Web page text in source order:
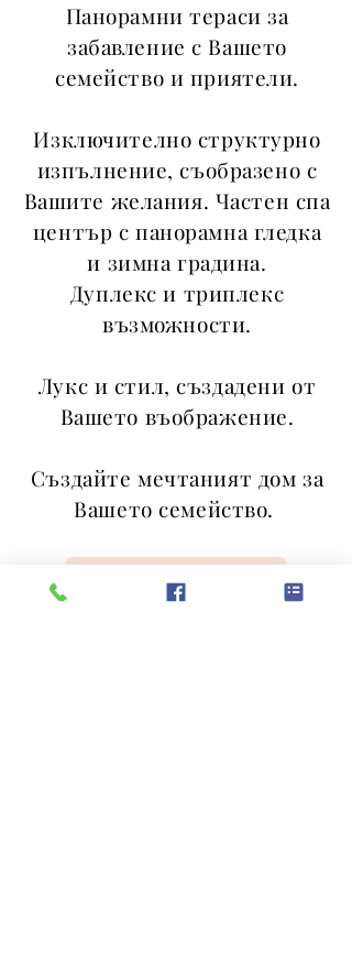
Панорамни тераси за
забавление с Вашето
семейство и приятели.
Изключително структурно
изпълнение, съобразено с
Вашите желания. Частен спа
център с панорамна гледка
и зимна градина.
Дуплекс и триплекс
възможности.
Лукс и стил, създадени от
Вашето въображение.
Създайте мечтаният дом за
Вашето семейство.
Свържете се с нас